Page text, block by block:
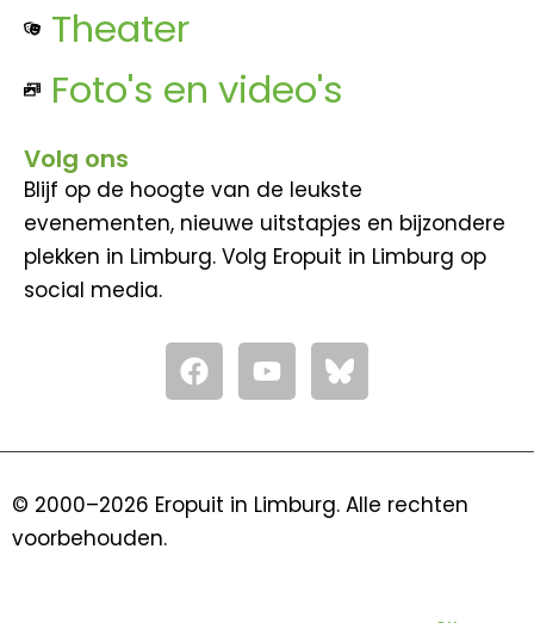
Theater
Foto's en video's
Volg ons
Blijf op de hoogte van de leukste
evenementen, nieuwe uitstapjes en bijzondere
plekken in Limburg. Volg Eropuit in Limburg op
social media.
F
a
c
o
Y
o
u
b
© 2000–2026 Eropuit in Limburg. Alle rechten
voorbehouden.